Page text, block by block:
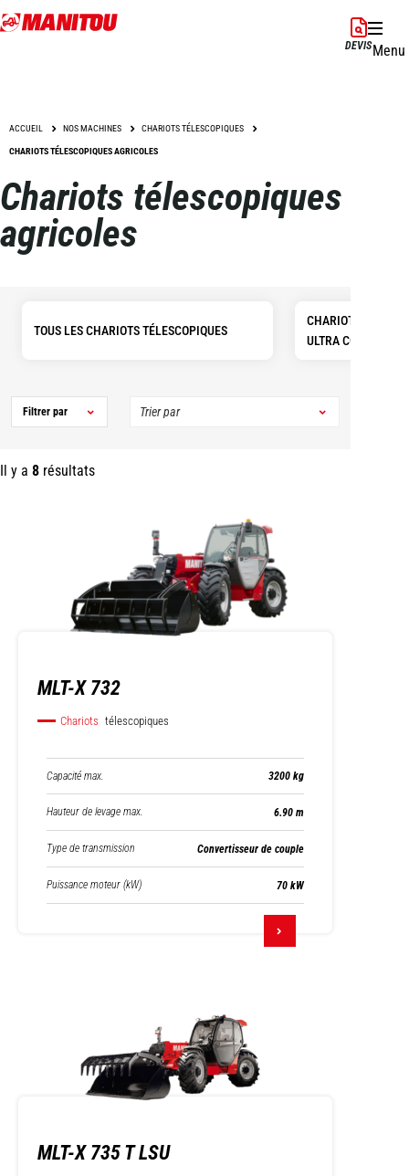
Aller
au
DEVISMenu
ACCUEIL NOS MACHINES CHARIOTS TÉLESCOPIQUES
CHARIOTS TÉLESCOPIQUES AGRICOLES
Chariots télescopiques
agricoles
TOUS LES CHARIOTS TÉLESCOPIQUES
CHARIOTS
ULTRA COMPACTS
Il y a 8 résultats
Filtrer par
MLT-X 732
Chariots télescopiques
Capacité max. 3200 kg
Hauteur de levage max. 6.90 m
Type de transmission Convertisseur de couple
Puissance moteur (kW) 70 kW
MLT-X 735 T LSU